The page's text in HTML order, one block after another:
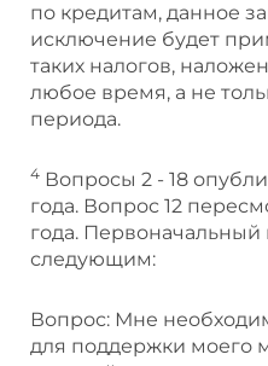
по кредитам, данное
исключение будет
таких налогов,
любое время, а не
периода.
4 Вопросы 2 - 18
года. Вопрос 12
года. Первоначальный
следующим:
Вопрос: Мне
для поддержки моего